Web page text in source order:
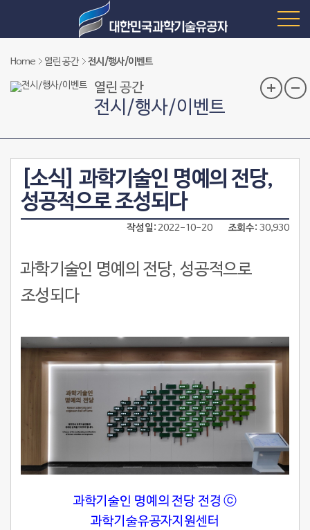
Home 열린 공간 전시/행사/이벤트
열린 공간
전시/행사/이벤트
[소식] 과학기술인 명예의 전당,
성공적으로 조성되다
작성일 2022-10-20 조회수 30,930
과학기술인 명예의 전당, 성공적으로
조성되다
과학기술인 명예의 전당 전경 ⓒ
과학기술유공자지원센터